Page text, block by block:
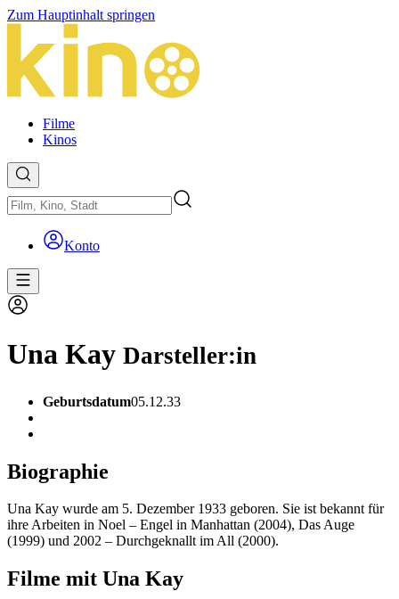
Zum Hauptinhalt springen
Filme
Kinos
Konto
Una Kay Darsteller:in
Geburtsdatum05.12.33
Biographie
Una Kay wurde am 5. Dezember 1933 geboren. Sie ist bekannt für
ihre Arbeiten in Noel – Engel in Manhattan (2004), Das Auge
(1999) und 2002 – Durchgeknallt im All (2000).
Filme mit Una Kay